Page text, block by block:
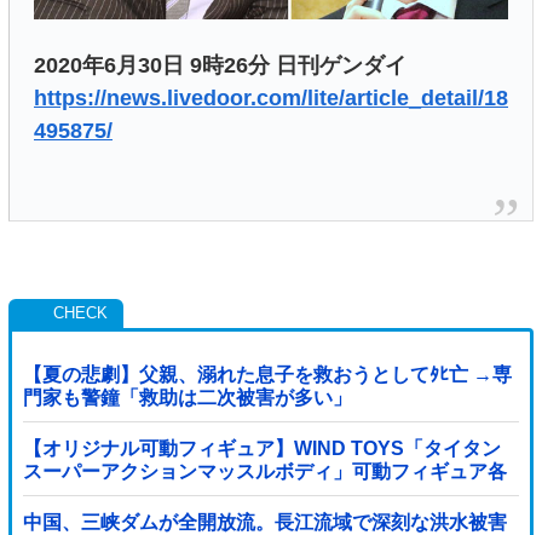
2020年6月30日 9時26分 日刊ゲンダイ
https://news.livedoor.com/lite/article_detail/18
495875/
【夏の悲劇】父親、溺れた息子を救おうとしてﾀﾋ亡 →専
門家も警鐘「救助は二次被害が多い」
【オリジナル可動フィギュア】WIND TOYS「タイタン
スーパーアクションマッスルボディ」可動フィギュア各
種【予約開始】
中国、三峡ダムが全開放流。長江流域で深刻な洪水被害